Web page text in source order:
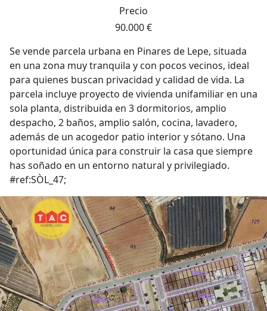
Precio
90.000 €
Se vende parcela urbana en Pinares de Lepe, situada
en una zona muy tranquila y con pocos vecinos, ideal
para quienes buscan privacidad y calidad de vida. La
parcela incluye proyecto de vivienda unifamiliar en una
sola planta, distribuida en 3 dormitorios, amplio
despacho, 2 baños, amplio salón, cocina, lavadero,
además de un acogedor patio interior y sótano. Una
oportunidad única para construir la casa que siempre
has soñado en un entorno natural y privilegiado.
#ref:SÒL_47;